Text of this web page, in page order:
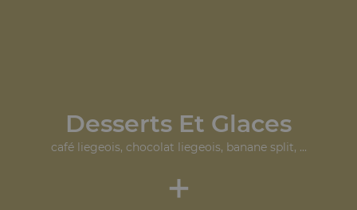
Desserts Et Glaces
café liegeois, chocolat liegeois, banane split, ...
+